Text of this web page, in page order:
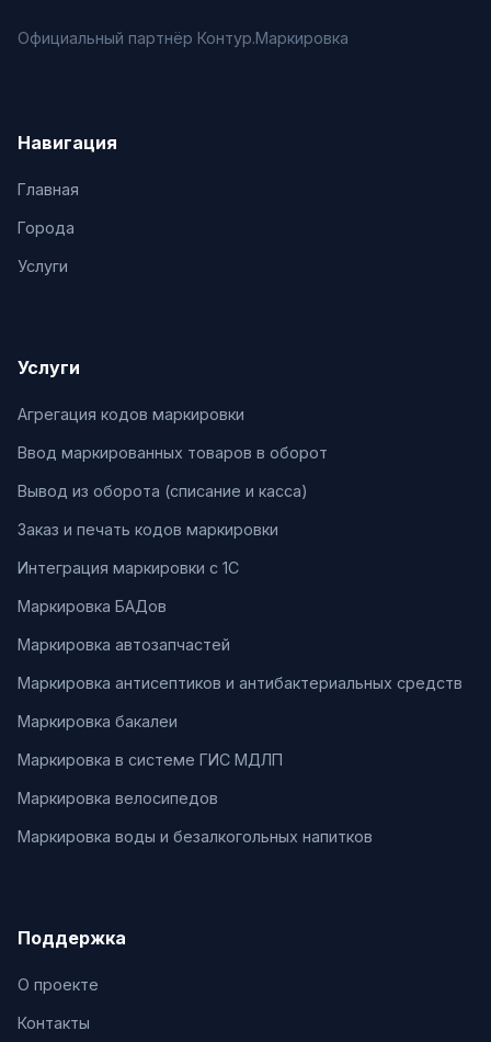
Официальный партнёр Контур.Маркировка
Навигация
Главная
Города
Услуги
Услуги
Агрегация кодов маркировки
Ввод маркированных товаров в оборот
Вывод из оборота (списание и касса)
Заказ и печать кодов маркировки
Интеграция маркировки с 1С
Маркировка БАДов
Маркировка автозапчастей
Маркировка антисептиков и антибактериальных средств
Маркировка бакалеи
Маркировка в системе ГИС МДЛП
Маркировка велосипедов
Маркировка воды и безалкогольных напитков
Поддержка
О проекте
Контакты